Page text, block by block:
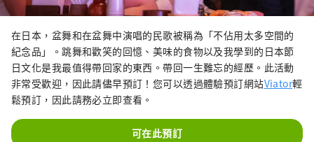
在日本，盆舞和在盆舞中演唱的民歌被稱為「不佔用太多空間的
紀念品」。跳舞和歡笑的回憶、美味的食物以及我學到的日本節
日文化是我最值得帶回家的東西。帶回一生難忘的經歷。此活動
非常受歡迎，因此請儘早預訂！您可以透過體驗預訂網站Viator輕
鬆預訂，因此請務必立即查看。
可在此預訂